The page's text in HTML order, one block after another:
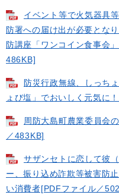
イベント等で火気器具
防署への届け出が必要とな
防講座「ワンコイン食事会
486KB]
防災行政無線、しっち
ょび塩」でおいしく元気に
周防大島町農業委員会
／483KB]
サザンセトに恋して彼
ー、振り込め詐欺等被害防
い消費者[PDFファイル／